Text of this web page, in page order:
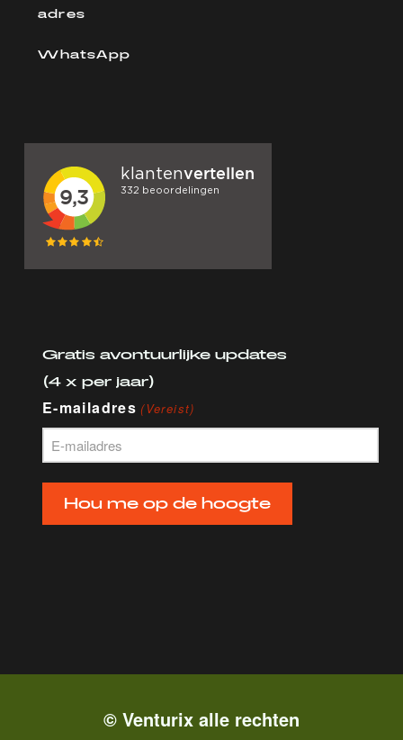
adres
WhatsApp
Gratis avontuurlijke updates
(4 x per jaar)
E-mailadres (Vereist)
Hou me op de hoogte
© Venturix alle rechten